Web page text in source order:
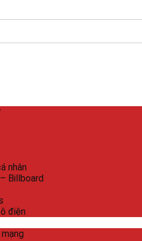
nhân
Billboard
điện